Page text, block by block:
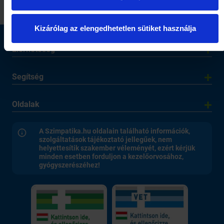
Kizárólag az elengedhetetlen sütiket használja
Elérhetőség
Segítség
Oldalak
A Szimpatika.hu oldalain található információk,
szolgáltatások tájékoztató jellegűek, nem
helyettesítik szakember véleményét, ezért kérjük
minden esetben forduljon a kezelőorvosához,
gyógyszerészéhez!